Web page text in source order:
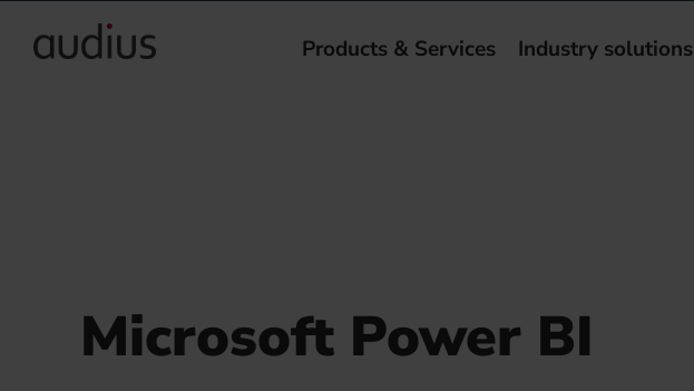
Products & Services Industry solutions
Microsoft Power BI